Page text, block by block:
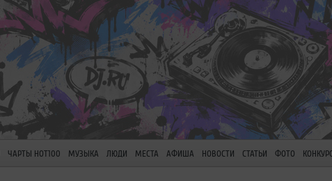
ЧАРТЫ HOT100 МУЗЫКА ЛЮДИ МЕСТА АФИША НОВОСТИ СТАТЬИ ФОТО